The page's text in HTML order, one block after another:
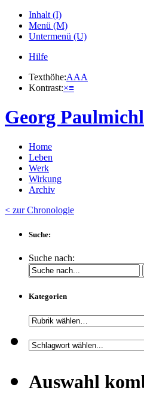
Inhalt (I)
Menü (M)
Untermenü (U)
Hilfe
Texthöhe:AAA
Kontrast:×≡
Georg Paulmichl
Home
Leben
Werk
Wirkung
Archiv
< zur Chronologie
Suche:
Suche nach:
Kategorien
Auswahl